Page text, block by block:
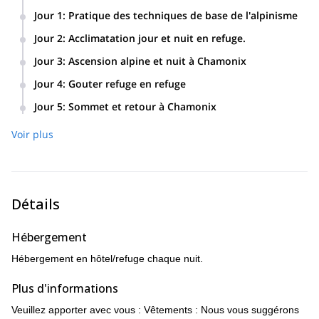
Jour 1: Pratique des techniques de base de l'alpinisme
Jour 2: Acclimatation jour et nuit en refuge.
Jour 3: Ascension alpine et nuit à Chamonix
Jour 4: Gouter refuge en refuge
Jour 5: Sommet et retour à Chamonix
Voir plus
Détails
Hébergement
Hébergement en hôtel/refuge chaque nuit.
Plus d'informations
Veuillez apporter avec vous : Vêtements : Nous vous suggérons